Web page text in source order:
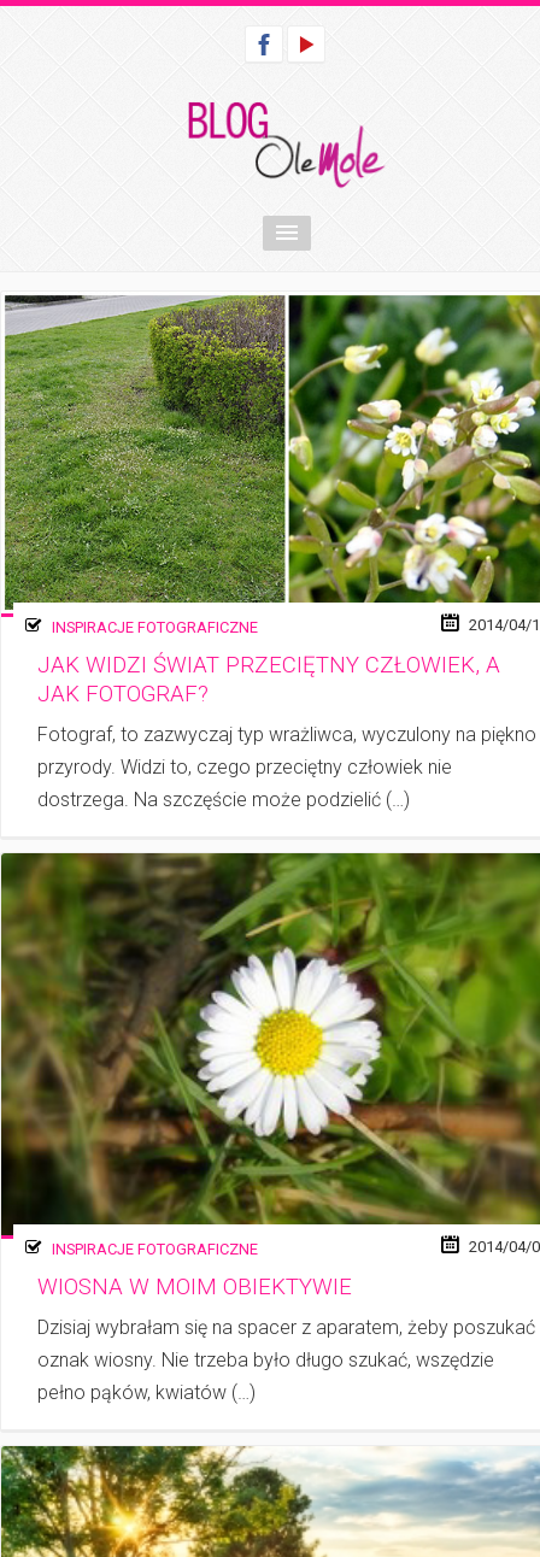
INSPIRACJE FOTOGRAFICZNE 2014/04/
JAK WIDZI ŚWIAT PRZECIĘTNY CZŁOWIEK, A
JAK FOTOGRAF?
Fotograf, to zazwyczaj typ wrażliwca, wyczulony na piękno
przy­ro­dy. Widzi to, czego przeciętny człowiek nie
dostrzega. Na szczęście może podzielić (…)
INSPIRACJE FOTOGRAFICZNE 2014/04/
WIOSNA W MOIM OBIEKTYWIE
Dzisiaj wybrałam się na spacer z aparatem, żeby poszukać
oznak wiosny. Nie trzeba było długo szukać, wszędzie
pełno pąków, kwia­tów (…)